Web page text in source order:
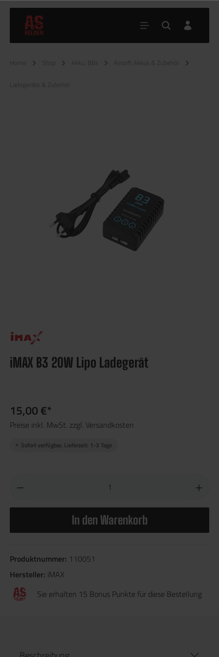
Home Shop Akku, BBs Airsoft Akkus & Zubehör
Ladegeräte & Zubehör
iMAX B3 20W Lipo Ladegerät
15,00 €*
Preise inkl. MwSt. zzgl. Versandkosten
Sofort verfügbar, Lieferzeit: 1-3 Tage
In den Warenkorb
Produktnummer: 110051
Hersteller: iMAX
Sie erhalten 15 Bonus Punkte für diese Bestellung